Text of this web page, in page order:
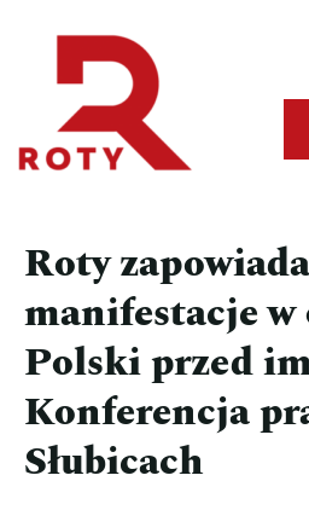
Roty
manifestacje
Polski przed
Konferencja
Słubicach